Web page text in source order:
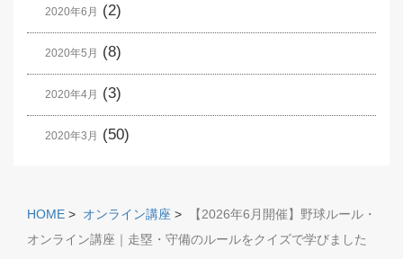
2020年6月 (2)
2020年5月 (8)
2020年4月 (3)
2020年3月 (50)
HOME > オンライン講座 >
【2026年6月開催】野球ルール・
オンライン講座｜走塁・守備のルールをクイズで学びました